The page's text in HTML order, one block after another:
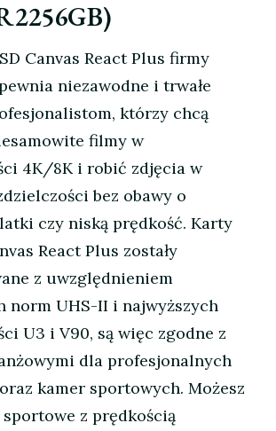
Canvas React Plus firmy
niezawodne i trwałe
którzy chcą
filmy w
4K/8K i robić zdjęcia w
bez obawy o
czy niską prędkość. Karty
React Plus zostały
z uwzględnieniem
norm UHS-II i najwyższych
U3 i V90, są więc zgodne z
dla profesjonalnych
kamer sportowych. Możesz
z prędkością